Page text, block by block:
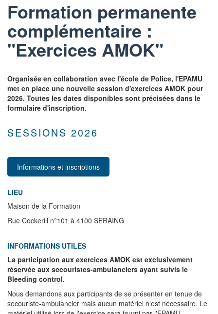
Formation permanente
complémentaire :
"Exercices AMOK"
Organisée en collaboration avec l'école de Police, l'EPAMU
met en place une nouvelle session d'exercices AMOK pour
2026. Toutes les dates disponibles sont précisées dans le
formulaire d'inscription.
SESSIONS 2026
Informations et inscriptions
LIEU
Maison de la Formation
Rue Cockerill n°101 à 4100 SERAING
INFORMATIONS UTILES
La participation aux exercices AMOK est exclusivement
réservée aux secouristes-ambulanciers ayant suivis le
Bleeding control.
Nous demandons aux participants de se présenter en tenue de
secouriste-ambulancier mais aucun matériel n'est nécessaire. Le